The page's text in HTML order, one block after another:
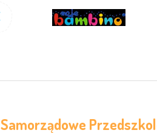
Samorządowe